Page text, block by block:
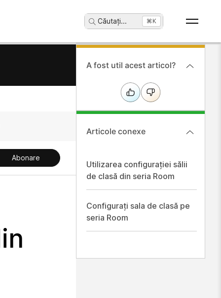
Căutați... ⌘K
Abonare
A fost util acest articol?
Articole conexe
Utilizarea configurației sălii
de clasă din seria Room
Configurați sala de clasă pe
seria Room